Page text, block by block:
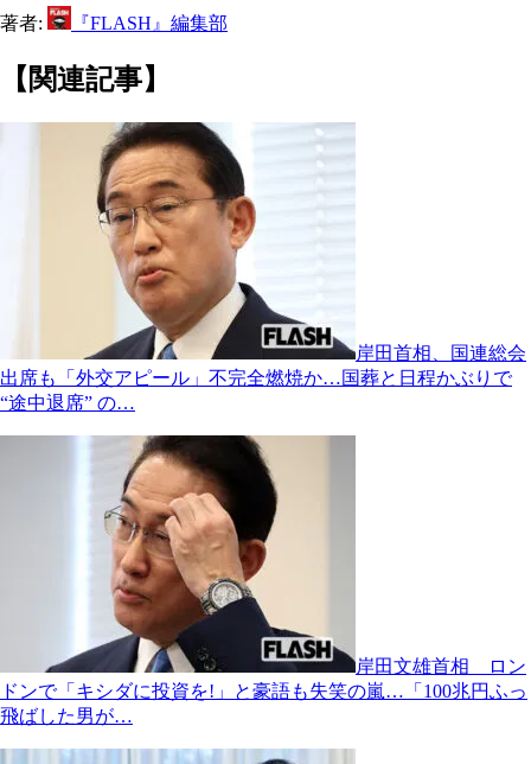
著者: 『FLASH』編集部
【関連記事】
岸田首相、国連総会
出席も「外交アピール」不完全燃焼か…国葬と日程かぶりで
“途中退席” の…
岸田文雄首相 ロン
ドンで「キシダに投資を!」と豪語も失笑の嵐…「100兆円ふっ
飛ばした男が…